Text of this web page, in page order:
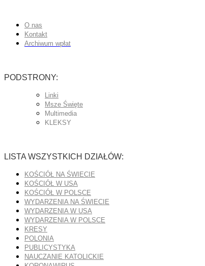
O nas
Kontakt
Archiwum wpłat
PODSTRONY:
Linki
Msze Święte
Multimedia
KLEKSY
LISTA WSZYSTKICH DZIAŁÓW:
KOŚCIÓŁ NA ŚWIECIE
KOŚCIÓŁ W USA
KOŚCIÓŁ W POLSCE
WYDARZENIA NA ŚWIECIE
WYDARZENIA W USA
WYDARZENIA W POLSCE
KRESY
POLONIA
PUBLICYSTYKA
NAUCZANIE KATOLICKIE